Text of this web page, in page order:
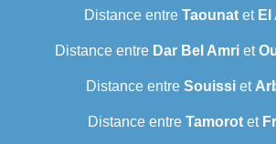
Distance entre Taounat et
Distance entre Dar Bel Amriet
Distance entre Souissiet
Distance entre Tamorotet